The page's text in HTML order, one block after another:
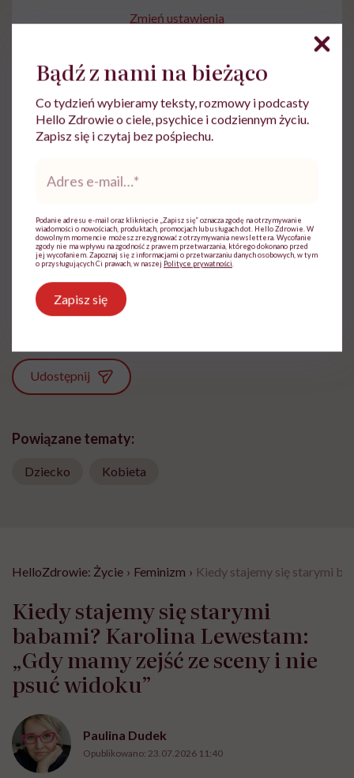
Zmień ustawienia
Ewa Wojciechowska
Dziennikarka, filolożka, politolożka,
reportażystka. Pisze, od kiedy pamięta, a w
międzyczasie lubi słuchać i obserwować
innych
Zobacz profil
Udostępnij
Powiązane tematy:
Dziecko Kobieta
HelloZdrowie: Życie › Feminizm › Kiedy stajemy się starymi
Kiedy stajemy się starymi
babami? Karolina Lewestam:
„Gdy mamy zejść ze sceny i nie
psuć widoku”
Paulina Dudek
Opublikowano: 23.07.2026 11:40
Bądź z nami na bieżąco
Co tydzień wybieramy teksty, rozmowy i podcasty
Hello Zdrowie o ciele, psychice i codziennym życiu.
Zapisz się i czytaj bez pośpiechu.
*
Podanie adresu e-mail oraz kliknięcie „Zapisz się” oznacza zgodę na otrzymywanie
wiadomości o nowościach, produktach, promocjach lub usługach dot. Hello Zdrowie. W
dowolnym momencie możesz zrezygnować z otrzymywania newslettera. Wycofanie
zgody nie ma wpływu na zgodność z prawem przetwarzania, którego dokonano przed
jej wycofaniem. Zapoznaj się z informacjami o przetwarzaniu danych osobowych, w tym
o przysługujących Ci prawach, w naszej Polityce prywatności
Zapisz się